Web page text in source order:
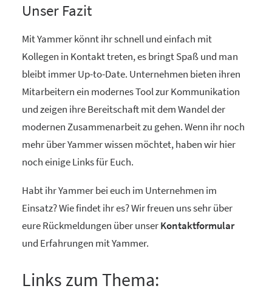
Unser Fazit
Mit Yammer könnt ihr schnell und einfach mit
Kollegen in Kontakt treten, es bringt Spaß und man
bleibt immer Up-to-Date. Unternehmen bieten ihren
Mitarbeitern ein modernes Tool zur Kommunikation
und zeigen ihre Bereitschaft mit dem Wandel der
modernen Zusammenarbeit zu gehen. Wenn ihr noch
mehr über Yammer wissen möchtet, haben wir hier
noch einige Links für Euch.
Habt ihr Yammer bei euch im Unternehmen im
Einsatz? Wie findet ihr es? Wir freuen uns sehr über
eure Rückmeldungen über unserKontaktformular
und Erfahrungen mit Yammer.
Links zum Thema: